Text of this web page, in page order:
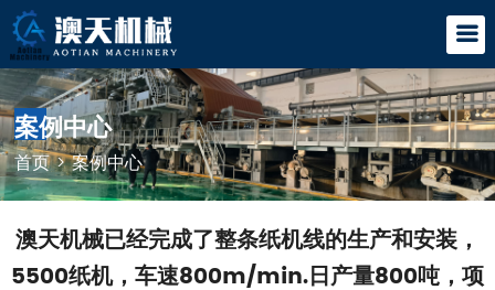
案例中心
首页>案例中心
澳天机械已经完成了整条纸机线的生产和安装，
5500纸机，车速800m/min.日产量800吨，项